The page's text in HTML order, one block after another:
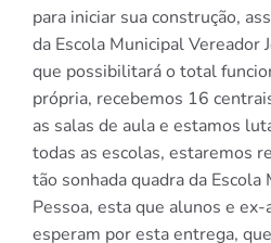
para iniciar sua construção,
da Escola Municipal Vereador
que possibilitará o total
própria, recebemos 16
as salas de aula e estamos
todas as escolas, estaremos
tão sonhada quadra da
Pessoa, esta que alunos e
esperam por esta entrega,